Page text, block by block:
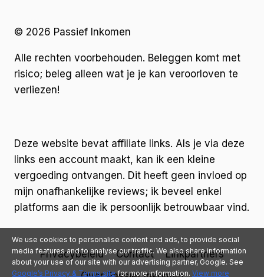
© 2026 Passief Inkomen
Alle rechten voorbehouden. Beleggen komt met
risico; beleg alleen wat je je kan veroorloven te
verliezen!
Deze website bevat affiliate links. Als je via deze
links een account maakt, kan ik een kleine
vergoeding ontvangen. Dit heeft geen invloed op
mijn onafhankelijke reviews; ik beveel enkel
platforms aan die ik persoonlijk betrouwbaar vind.
Privacybeleid Contact
Linkpartners
We use cookies to personalise content and ads, to provide social
media features and to analyse our traffic. We also share information
about your use of our site with our advertising partner, Google. See
Google’s Privacy & Terms sitefor more information. View more